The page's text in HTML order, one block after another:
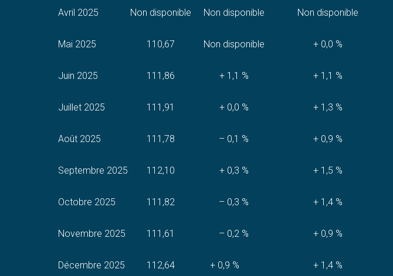
Avril 2025 Non disponible Non disponible Non disponible
Mai 2025 110,67 Non disponible + 0,0 %
Juin 2025 111,86 + 1,1 % + 1,1 %
Juillet 2025 111,91 + 0,0 % + 1,3 %
Août 2025 111,78 – 0,1 % + 0,9 %
Septembre 2025 112,10 + 0,3 % + 1,5 %
Octobre 2025 111,82 – 0,3 % + 1,4 %
Novembre 2025 111,61 – 0,2 % + 0,9 %
Décembre 2025 112,64 + 0,9 % + 1,4 %